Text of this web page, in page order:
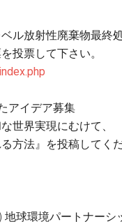
ル放射性廃棄物最終
投票して下さい。
アイデア募集
世界実現にむけて、
方法』を投稿してくだ
球環境パートナーシ